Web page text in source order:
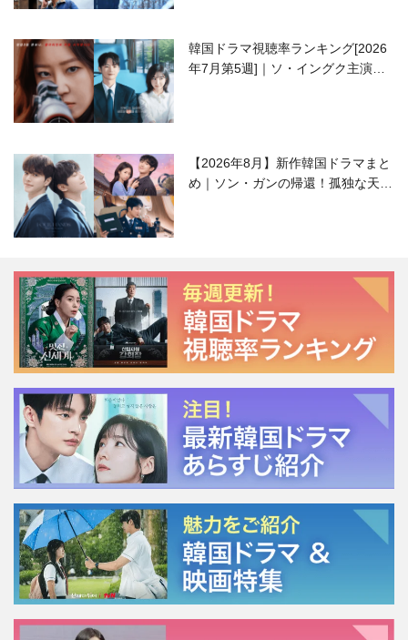
韓国ドラマ視聴率ランキング[2026
年7月第5週]｜ソ・イングク主演の
【2026年8月】新作韓国ドラマまと
め｜ソン・ガンの帰還！孤独な天才